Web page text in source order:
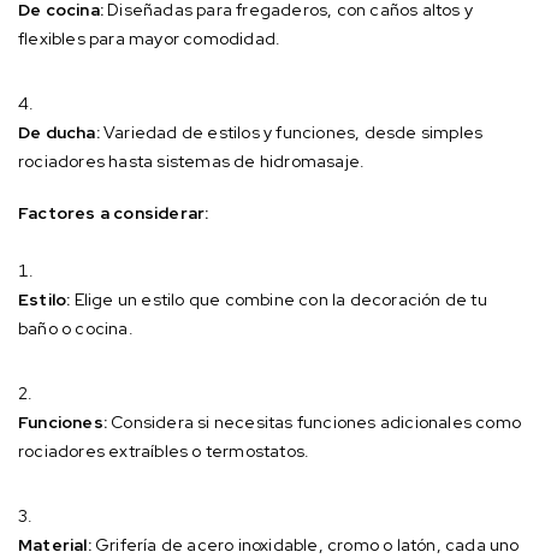
De cocina:Diseñadas para fregaderos, con caños altos y
flexibles para mayor comodidad.
De ducha:Variedad de estilos y funciones, desde simples
rociadores hasta sistemas de hidromasaje.
Factores a considerar:
Estilo: Elige un estilo que combine con la decoración de tu
baño o cocina.
Funciones: Considera si necesitas funciones adicionales como
rociadores extraíbles o termostatos.
Material:Grifería de acero inoxidable, cromo o latón, cada uno